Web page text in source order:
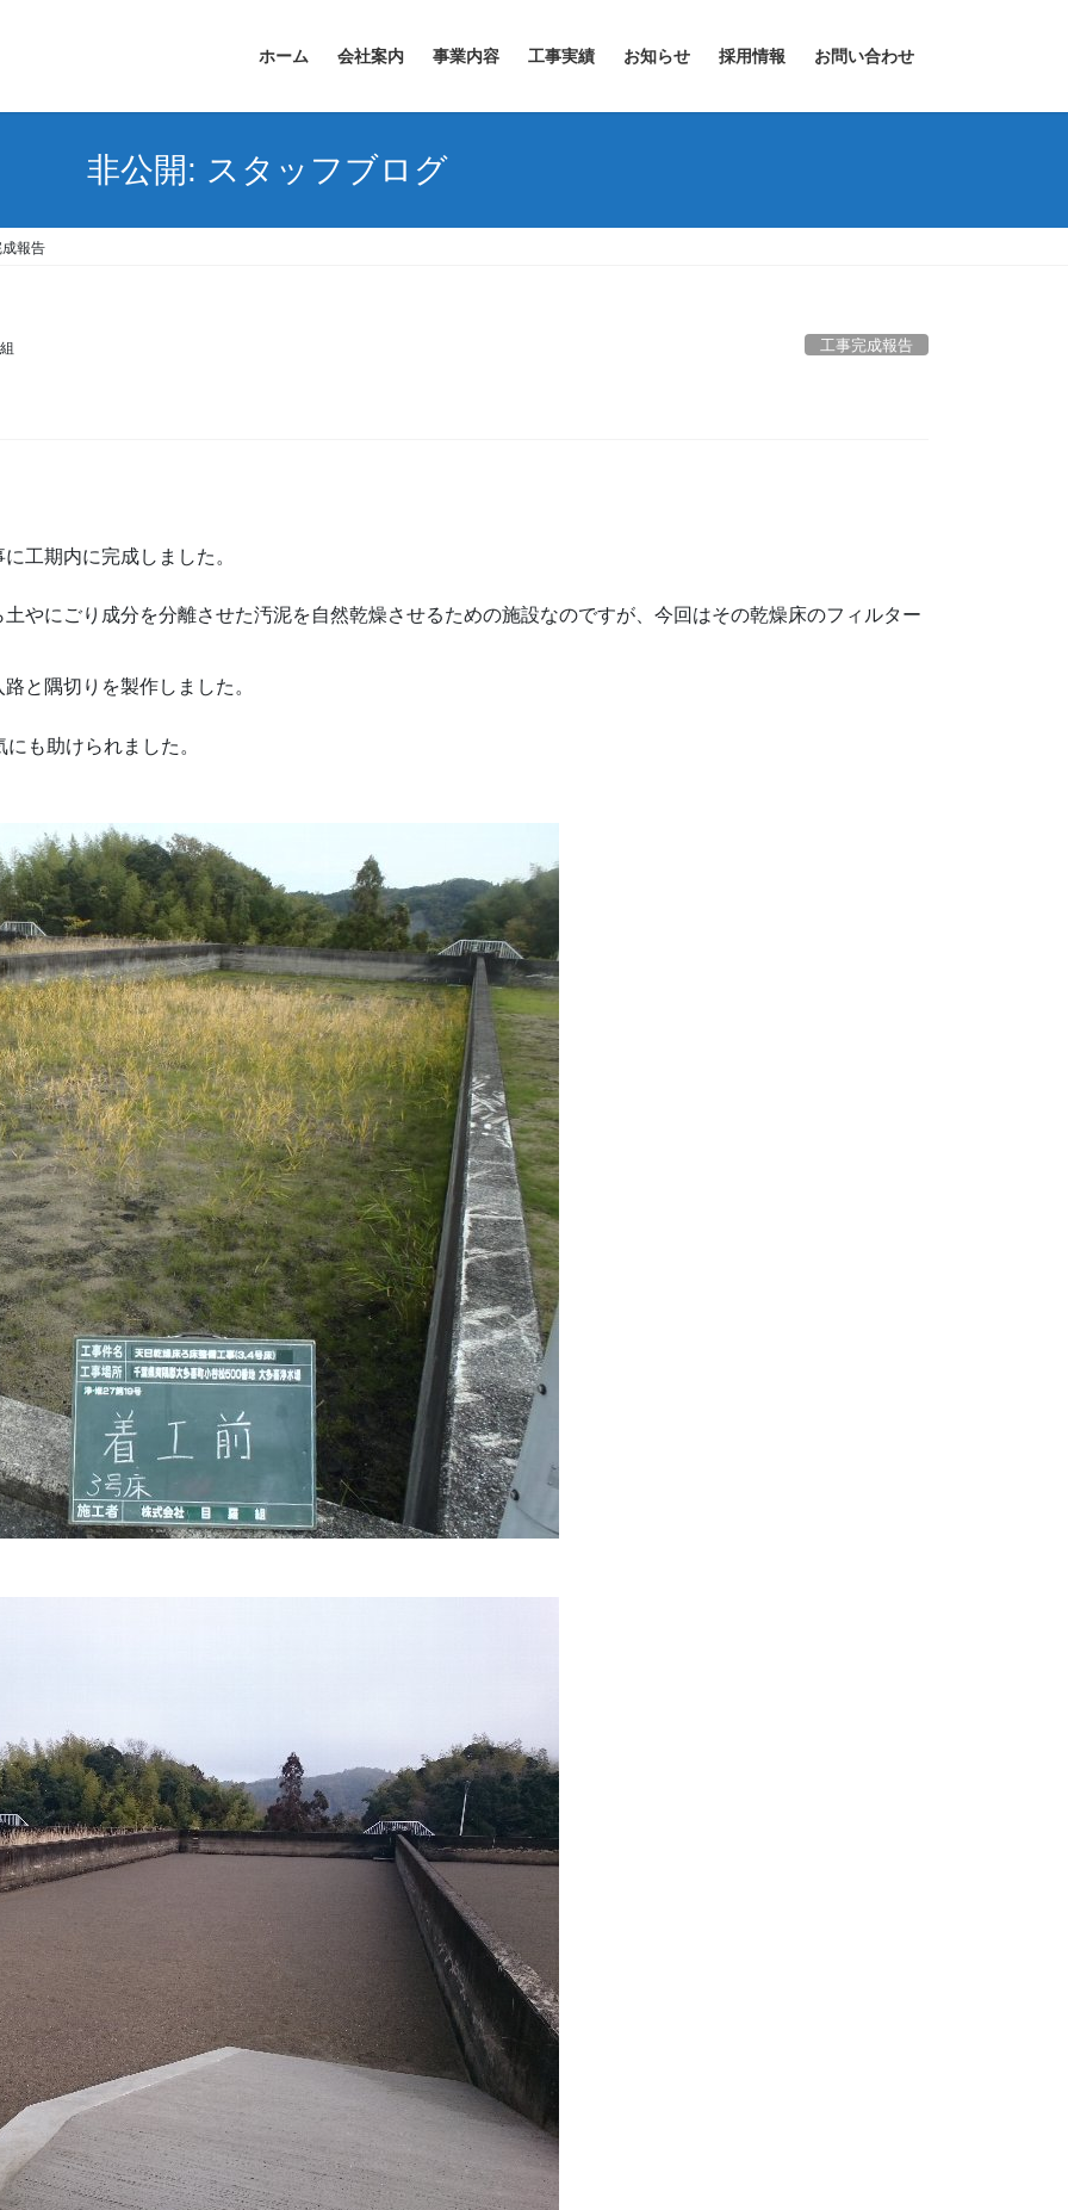
ホーム 会社案内 事業内容 工事実績 お知らせ 採用情報 お問い合わせ
非公開: スタッフブログ
報告
工事完成報告
工期内に完成しました。
やにごり成分を分離させた汚泥を自然乾燥させるための施設なのですが、今回はその乾燥床のフィルター
と隅切りを製作しました。
も助けられました。